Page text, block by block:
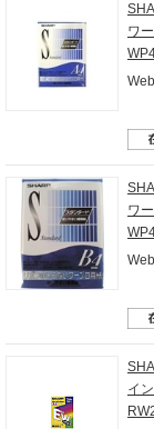
ワ
ワ
イ